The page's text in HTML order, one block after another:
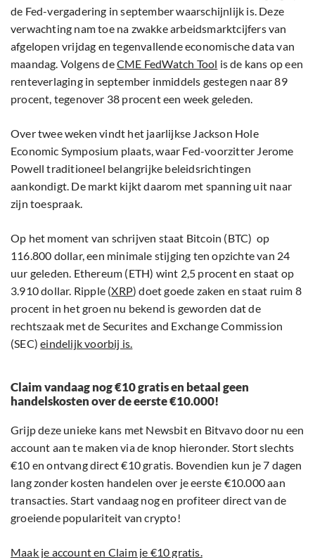
de Fed-vergadering in september waarschijnlijk is. Deze
verwachting nam toe na zwakke arbeidsmarktcijfers van
afgelopen vrijdag en tegenvallende economische data van
maandag. Volgens deCME FedWatch Tool is de kans op een
renteverlaging in september inmiddels gestegen naar 89
procent, tegenover 38 procent een week geleden.
Over twee weken vindt het jaarlijkse Jackson Hole
Economic Symposium plaats, waar Fed-voorzitter Jerome
Powell traditioneel belangrijke beleidsrichtingen
aankondigt. De markt kijkt daarom met spanning uit naar
zijn toespraak.
Op het moment van schrijven staat Bitcoin (BTC) op
116.800 dollar, een minimale stijging ten opzichte van 24
uur geleden. Ethereum (ETH) wint 2,5 procent en staat op
3.910 dollar. Ripple (XRP) doet goede zaken en staat ruim 8
procent in het groen nu bekend is geworden dat de
rechtszaak met de Securites and Exchange Commission
(SEC)eindelijk voorbij is.
Claim vandaag nog €10 gratis en betaal geen
handelskosten over de eerste €10.000!
Grijp deze unieke kans met Newsbit en Bitvavo door nu een
account aan te maken via de knop hieronder. Stort slechts
€10 en ontvang direct €10 gratis. Bovendien kun je 7 dagen
lang zonder kosten handelen over je eerste €10.000 aan
transacties. Start vandaag nog en profiteer direct van de
groeiende populariteit van crypto!
Maak je account en Claim je €10 gratis.